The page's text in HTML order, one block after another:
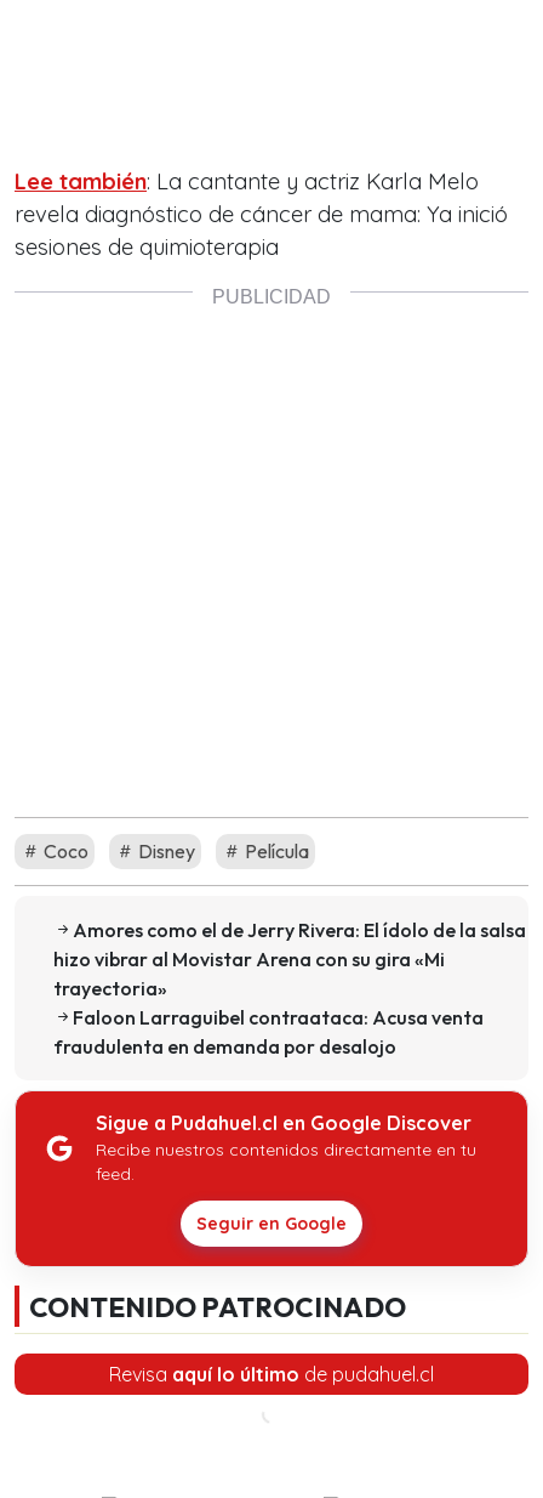
Lee también: La cantante y actriz Karla Melo
revela diagnóstico de cáncer de mama: Ya inició
sesiones de quimioterapia
Coco Disney Película
Amores como el de Jerry Rivera: El ídolo de la salsa
hizo vibrar al Movistar Arena con su gira «Mi
trayectoria»
Faloon Larraguibel contraataca: Acusa venta
fraudulenta en demanda por desalojo
Sigue a Pudahuel.cl en Google Discover
Recibe nuestros contenidos directamente en tu
feed.
Seguir en Google
CONTENIDO PATROCINADO
Revisa aquí lo último de pudahuel.cl